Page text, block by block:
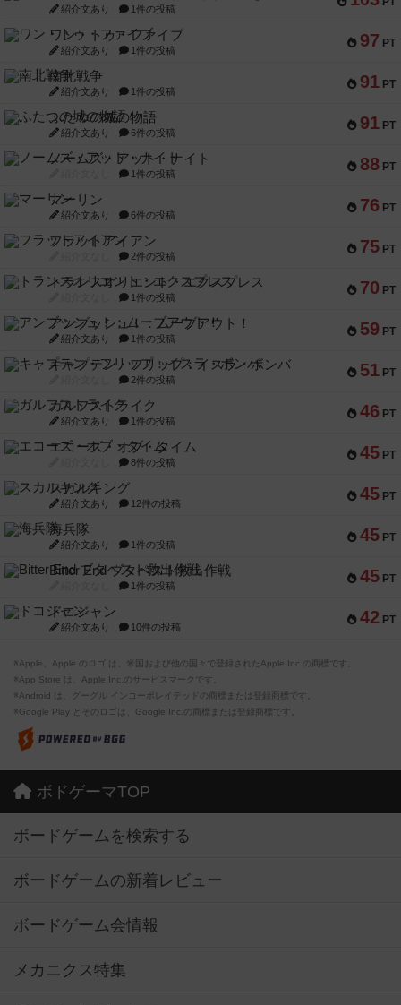
紹介文あり 1件の投稿
97 PT
ワン・トゥ・ファイブ
紹介文あり 1件の投稿
91 PT
南北戦争
紹介文あり 1件の投稿
91 PT
ふたつの城の物語
紹介文あり 6件の投稿
88 PT
ノームズ・アット・ナイト
1件の投稿
76 PT
マーリン
紹介文あり 6件の投稿
75 PT
フラットアイアン
2件の投稿
70 PT
トランスオリエント・エクスプレス
1件の投稿
59 PT
アンブッシュ！：ムーブアウト！
紹介文あり 1件の投稿
51 PT
キャプテン・フリップ：イスラ・ボンバ
2件の投稿
46 PT
ガルフストライク
紹介文あり 1件の投稿
45 PT
エコーズ・オブ・タイム
8件の投稿
45 PT
スカルキング
紹介文あり 12件の投稿
45 PT
海兵隊
紹介文あり 1件の投稿
45 PT
Bitter End ブタペスト救出作戦
1件の投稿
42 PT
ドコジャン
紹介文あり 10件の投稿
※Apple、Apple のロゴ は、米国および他の国々で登録されたApple Inc.の商標です。
※App Store は、Apple Inc.のサービスマークです。
※Android は、グーグル インコーポレイテッドの商標または登録商標です。
※Google Play とそのロゴは、Google Inc.の商標または登録商標です。
ボドゲーマTOP
ボードゲームを検索する
ボードゲームの新着レビュー
ボードゲーム会情報
メカニクス特集